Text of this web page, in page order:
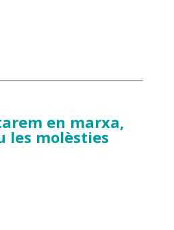
en marxa,
les molèsties